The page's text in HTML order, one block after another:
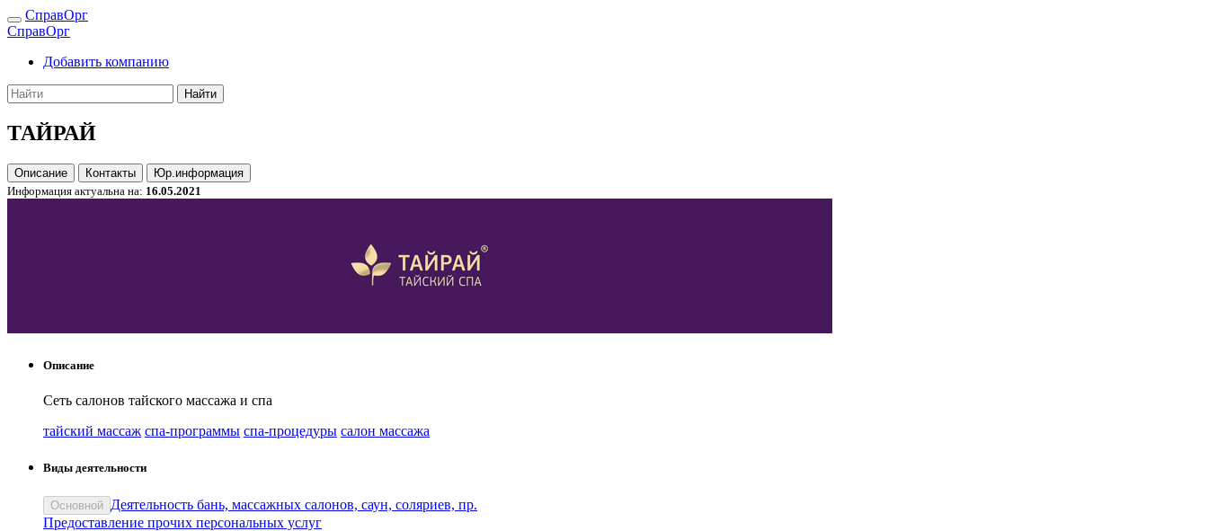
СправОрг
СправОрг
Добавить компанию
Найти
ТАЙРАЙ
Описание Контакты
Юр.информация
Информация актуальна на: 16.05.2021
Описание
Сеть салонов тайского массажа и спа
тайский массаж спа-программы спа-процедуры салон массажа
Виды деятельности
Основной Деятельность бань, массажных салонов, саун, соляриев, пр.
Предоставление прочих персональных услуг